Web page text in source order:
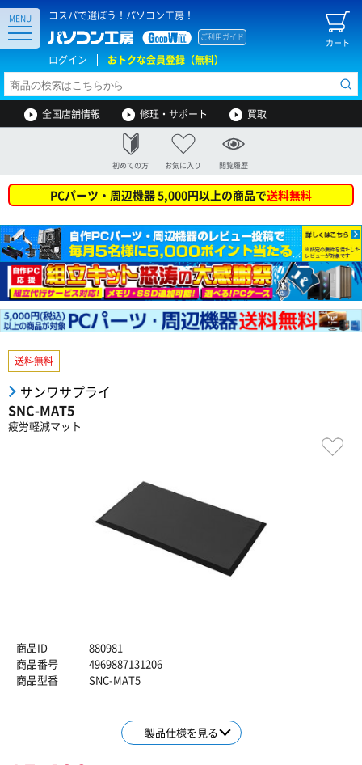
コスパで選ぼう！パソコン工房！
カート
ご利用ガイド
ログイン おトクな会員登録（無料）
MENU
全国店舗情報 修理・サポート 買取
初めての方 お気に入り 閲覧履歴
PCパーツ・周辺機器 5,000円以上の商品で送料無料
送料無料
サンワサプライ
SNC-MAT5
疲労軽減マット
商品ID
880981
商品番号
4969887131206
商品型番
SNC-MAT5
製品仕様を見る